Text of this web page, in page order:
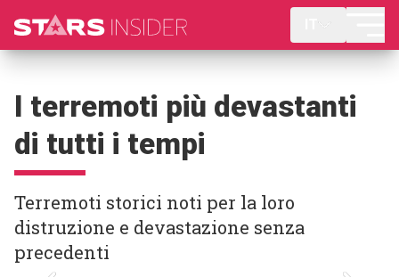
I terremoti più devastanti
di tutti i tempi
Terremoti storici noti per la loro
distruzione e devastazione senza
precedenti